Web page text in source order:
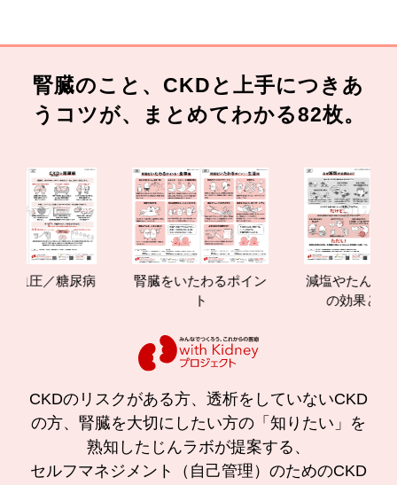
腎臓のこと、CKDと上手につきあ
うコツが、まとめてわかる82枚。
糖尿病
腎臓をいたわるポイン
減塩やたんぱく質管理
の効果と重要性
CKDのリスクがある方、透析をしていないCKD
の方、腎臓を大切にしたい方の「知りたい」を
熟知したじんラボが提案する、
セルフマネジメント（自己管理）のためのCKD